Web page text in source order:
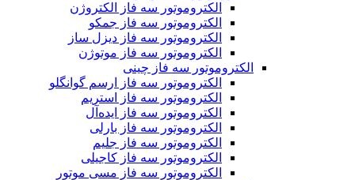
الکتروموتور سه فاز الکتروژن
الکتروموتور سه فاز جمکو
الکتروموتور سه فاز دیزل ساز
الکتروموتور سه فاز موتوژن
الکتروموتور سه فاز چینی
الکتروموتور سه فاز ارسم گوانگلو
الکتروموتور سه فاز استریم
الکتروموتور سه فاز ایده‌آل
الکتروموتور سه فاز بارلی
الکتروموتور سه فاز جلیم
الکتروموتور سه فاز کاجیلی
الکتروموتور سه فاز مسی موتور